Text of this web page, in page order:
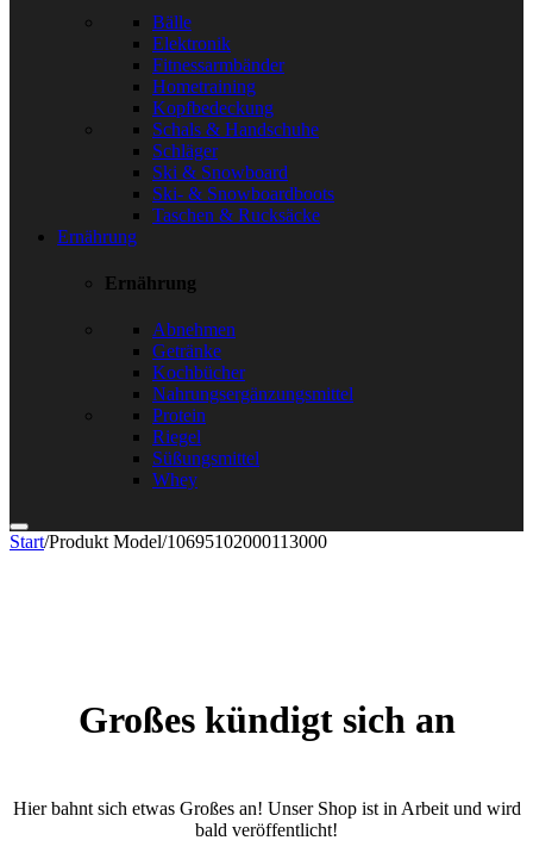
Bälle
Elektronik
Fitnessarmbänder
Hometraining
Kopfbedeckung
Schals & Handschuhe
Schläger
Ski & Snowboard
Ski- & Snowboardboots
Taschen & Rucksäcke
Ernährung
Ernährung
Abnehmen
Getränke
Kochbücher
Nahrungsergänzungsmittel
Protein
Riegel
Süßungsmittel
Whey
Start/Produkt Model/10695102000113000
Großes kündigt sich an
Hier bahnt sich etwas Großes an! Unser Shop ist in Arbeit und wird
bald veröffentlicht!